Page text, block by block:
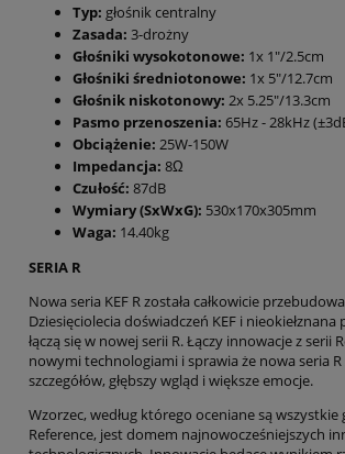
Typ: głośnik centralny
Zasada: 3-drożny
Głośniki wysokotonowe: 1x 1"/2.5cm
Głośniki średniotonowe: 1x 5"/12.7cm
Głośnik niskotonowy: 2x 5.25"/13.3cm
Pasmo przenoszenia: 65Hz - 28kHz
Obciążenie: 25W-150W
Impedancja: 8Ω
Czułość: 87dB
Wymiary (SxWxG): 530x170x305mm
Waga: 14.40kg
SERIA R
Nowa seria KEF R została całkowicie
Dziesięciolecia doświadczeń KEF i
łączą się w nowej serii R. Łączy innowacje z serii
nowymi technologiami i sprawia że nowa seria R
szczegółów, głębszy wgląd i większe emocje.
Wzorzec, według którego oceniane są wszystkie
Reference, jest domem najnowocześniejszych